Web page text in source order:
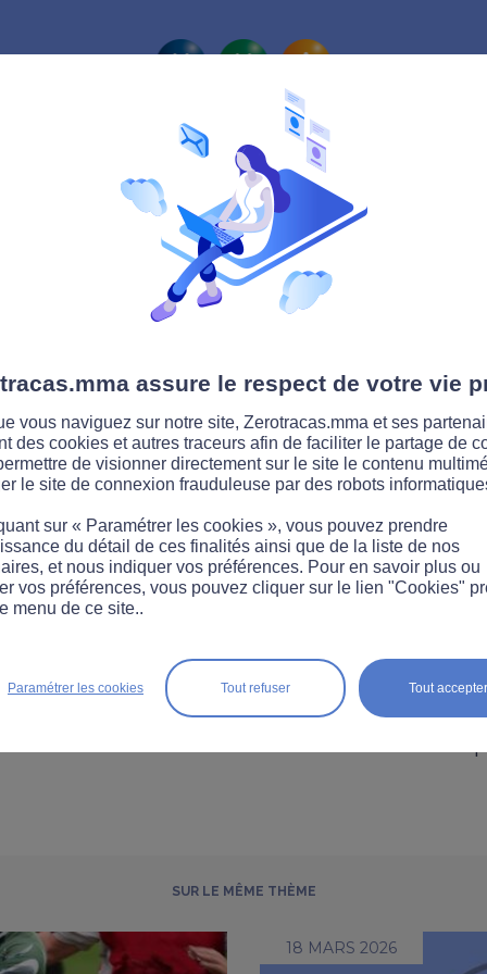
La route Zérotracas
tests de dépistage
salivaire de drogues au volant
annoncés, il semblerait que début
Cécile Petit, déléguée
a ainsi indiqué que« la mise en
2008 ».
sont en cours dans certains
qui sélectionnera le modèle de test
la salive au moyen d’une tige ou d’une
et facile à obtenir par toute personne
moins lourd que les tests urinaires qui
médicalisé. Et il y a urgence :seulement 21
réalisés en 2006
contre 11 millions de
SUR LE MÊME THÈME
18 MARS 2026
assure le respect de votre vie
vous naviguez sur notre site, Zerotracas.mma et ses
des cookies et autres traceurs afin de faciliter le partage de
de visionner directement sur le site le contenu
le site de connexion frauduleuse par des robots
sur « Paramétrer les cookies », vous pouvez prendre
du détail de ces finalités ainsi que de la liste de nos
et nous indiquer vos préférences. Pour en savoir plus ou
vos préférences, vous pouvez cliquer sur le lien "Cookies"
menu de ce site..
Tout accepter
Tout refuser
Paramétrer les cookies